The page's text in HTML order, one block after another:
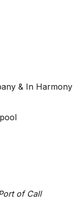
& In Harmony
of Call